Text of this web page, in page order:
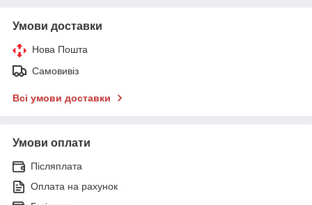
Умови доставки
Нова Пошта
Самовивіз
Всі умови доставки
Умови оплати
Післяплата
Оплата на рахунок